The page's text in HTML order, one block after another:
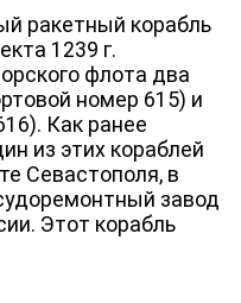
ракетный корабль
1239 г.
флота два
номер 615) и
Как ранее
из этих кораблей
Севастополя, в
завод
Этот корабль